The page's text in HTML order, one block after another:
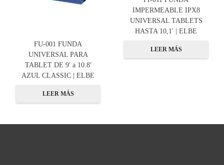
FU-001 FUNDA
UNIVERSAL PARA
TABLET DE 9′ a 10.8′
AZUL CLASSIC | ELBE
LEER MÁS
IMPERMEABLE IPX8
UNIVERSAL TABLETS
HASTA 10,1′ | ELBE
LEER MÁS